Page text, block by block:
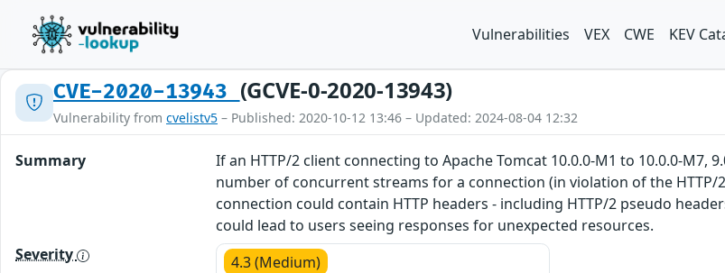
Vulnerabilities VEX CWE KEV
CVE-2020-13943 (GCVE-0-2020-13943)
Vulnerability from cvelistv5 – Published: 2020-10-12 13:46 – Updated: 2024-08-04 12:32
Summary
If an HTTP/2 client connecting to Apache Tomcat 10.0.0-M1 to 10.0.0-M7,
number of concurrent streams for a connection (in violation of the
connection could contain HTTP headers - including HTTP/2 pseudo
could lead to users seeing responses for unexpected resources.
Severity
4.3 (Medium)